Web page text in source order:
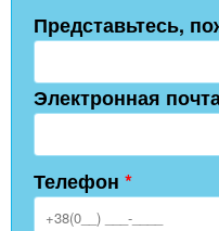
Представьтесь,
Электронная
Телефон *